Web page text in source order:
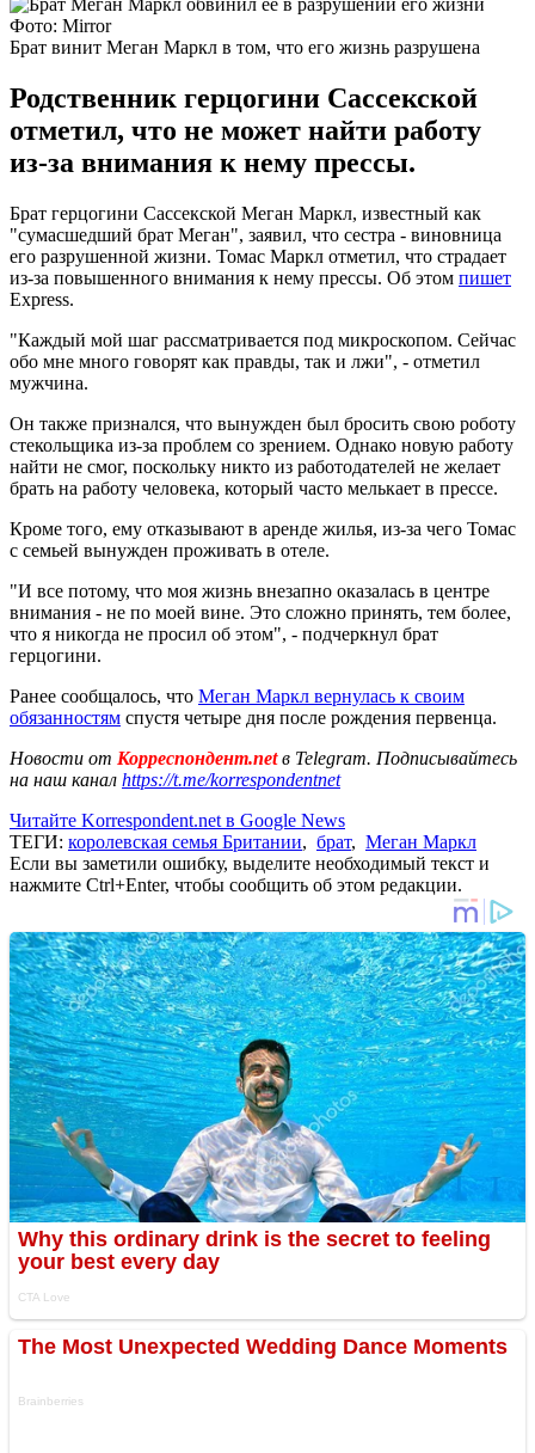
Фото: Mirror
Брат винит Меган Маркл в том, что его жизнь разрушена
Родственник герцогини Сассекской
отметил, что не может найти работу
из-за внимания к нему прессы.
Брат герцогини Сассекской Меган Маркл, известный как
"сумасшедший брат Меган", заявил, что сестра - виновница
его разрушенной жизни. Томас Маркл отметил, что страдает
из-за повышенного внимания к нему прессы. Об этом пишет
Express.
"Каждый мой шаг рассматривается под микроскопом. Сейчас
обо мне много говорят как правды, так и лжи", - отметил
мужчина.
Он также признался, что вынужден был бросить свою роботу
стекольщика из-за проблем со зрением. Однако новую работу
найти не смог, поскольку никто из работодателей не желает
брать на работу человека, который часто мелькает в прессе.
Кроме того, ему отказывают в аренде жилья, из-за чего Томас
с семьей вынужден проживать в отеле.
"И все потому, что моя жизнь внезапно оказалась в центре
внимания - не по моей вине. Это сложно принять, тем более,
что я никогда не просил об этом", - подчеркнул брат
герцогини.
Ранее сообщалось, что Меган Маркл вернулась к своим
обязанностям спустя четыре дня после рождения первенца.
Новости от Корреспондент.netв Telegram. Подписывайтесь
на наш канал https://t.me/korrespondentnet
Читайте Korrespondent.net в Google News
ТЕГИ: королевская семья Британии, брат, Меган Маркл
Если вы заметили ошибку, выделите необходимый текст и
нажмите Ctrl+Enter, чтобы сообщить об этом редакции.